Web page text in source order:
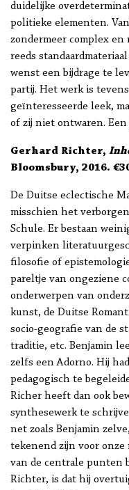
duidelijke
politieke elementen.
zondermeer complex en
reeds
wenst een bijdrage te
partij. Het werk is
geïnteresseerde leek,
of zij niet ontwaren.
Gerhard Richter,
Bloomsbury, 2016.
De Duitse eclectische
misschien het
Schule. Er bestaan
verpinken
filosofie of
pareltje van ongeziene
onderwerpen van
kunst, de Duitse
socio-geografie van de
traditie, etc. Benjamin
zelfs een Adorno. Hij
pedagogisch te
Richer heeft dan ook
synthesewerk te
net zoals Benjamin
tekenend zijn voor onze
van de centrale punten
Richter, is dat hij